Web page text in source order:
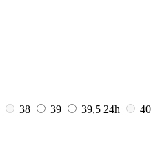
38 39 39,5 24h
40